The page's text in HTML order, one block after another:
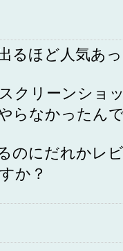
るほど人気あ
クリーンショ
らなかったん
のにだれかレ
か？